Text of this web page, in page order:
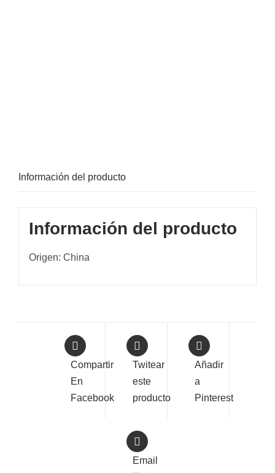
Información del producto
Información del producto
Origen: China
Compartir
En
Facebook
Twitear
este
producto
Añadir
a
Pinterest
Email